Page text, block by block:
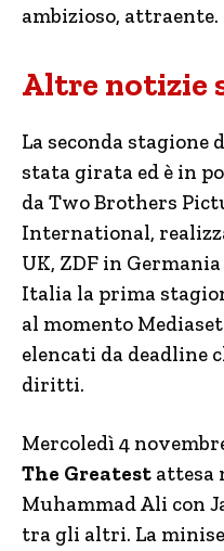
ambizioso, attraente.
Altre notizie
La seconda stagione
stata girata ed è in
da Two Brothers
International,
UK, ZDF in
Italia la prima
al momento
elencati da deadline
diritti.
Mercoledì 4
The Greatest attesa
Muhammad Ali con
tra gli altri. La